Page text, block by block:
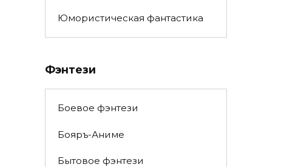
Юмористическая фантастика
Фэнтези
Боевое фэнтези
Бояръ-Аниме
Бытовое фэнтези